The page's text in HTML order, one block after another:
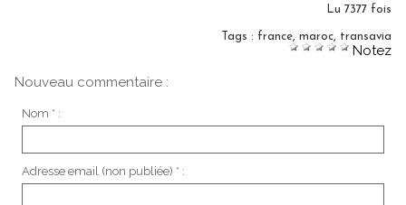
Lu 7377 fois
Tags : france, maroc, transavia
Notez
Nouveau commentaire :
Nom * :
Adresse email (non publiée) * :